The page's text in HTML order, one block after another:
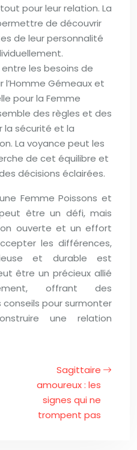
pour leur relation. La
de découvrir
de leur personnalité
les besoins de
l’Homme Gémeaux et
pour la Femme
des règles et des
la sécurité et la
La voyance peut les
de cet équilibre et
décisions éclairées.
Femme Poissons et
être un défi, mais
ouverte et un effort
les différences,
et durable est
être un précieux allié
offrant des
pour surmonter
une relation
Sagittaire
amoureux : les
signes qui ne
trompent pas